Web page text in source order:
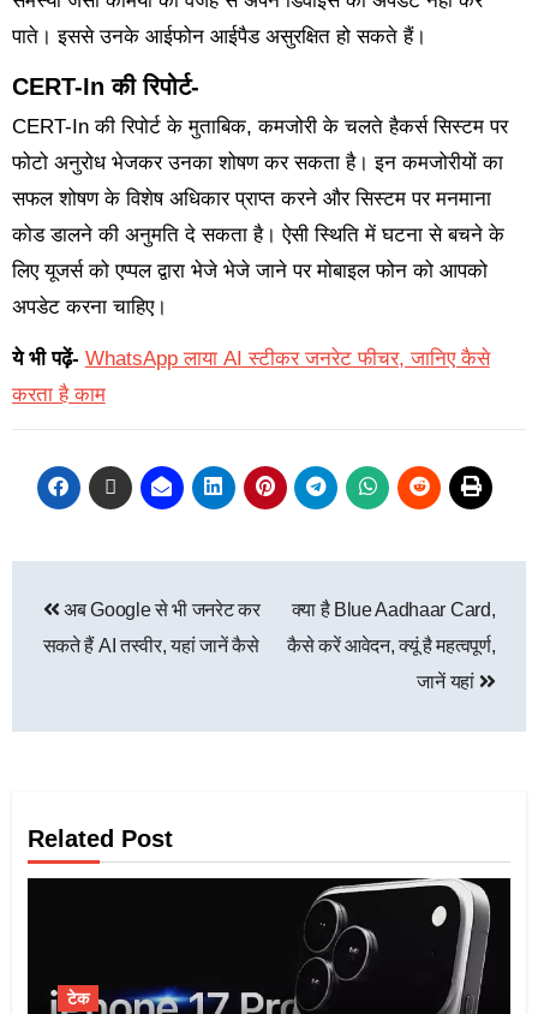
पाते। इससे उनके आईफोन आईपैड असुरक्षित हो सकते हैं।
CERT-In की रिपोर्ट-
CERT-In की रिपोर्ट के मुताबिक, कमजोरी के चलते हैकर्स सिस्टम पर
फोटो अनुरोध भेजकर उनका शोषण कर सकता है। इन कमजोरीयों का
सफल शोषण के विशेष अधिकार प्राप्त करने और सिस्टम पर मनमाना
कोड डालने की अनुमति दे सकता है। ऐसी स्थिति में घटना से बचने के
लिए यूजर्स को एप्पल द्वारा भेजे भेजे जाने पर मोबाइल फोन को आपको
अपडेट करना चाहिए।
ये भी पढ़ें- WhatsApp लाया AI स्टीकर जनरेट फीचर, जानिए कैसे
करता है काम
अब Google से भी जनरेट कर
सकते हैं AI तस्वीर, यहां जानें कैसे
क्या है Blue Aadhaar Card,
कैसे करें आवेदन, क्यूं है महत्वपूर्ण,
जानें यहां
Related Post
टेक